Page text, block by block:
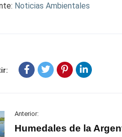
Noticias Ambientales
Anterior:
Humedales de la